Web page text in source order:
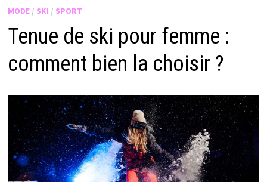
MODE/ SKI / SPORT
Tenue de ski pour femme :
comment bien la choisir ?